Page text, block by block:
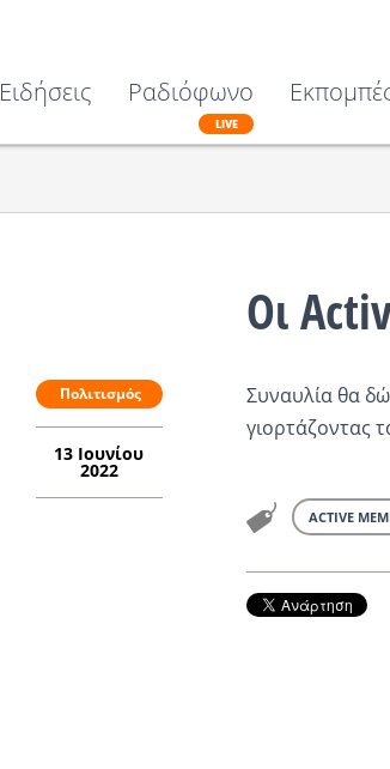
Ειδήσεις Ραδιόφωνο
LIVE
Οι
Πολιτισμός
13 Ιουνίου
2022
Συναυλία θα
γιορτάζοντας
ACTIVE